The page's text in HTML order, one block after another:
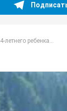
4-летнего ребенка...